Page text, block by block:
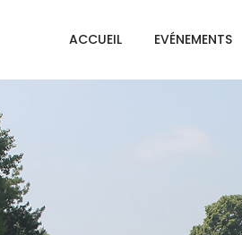
ACCUEIL EVÉNEMENTS